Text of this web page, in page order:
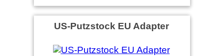
US-Putzstock EU Adapter